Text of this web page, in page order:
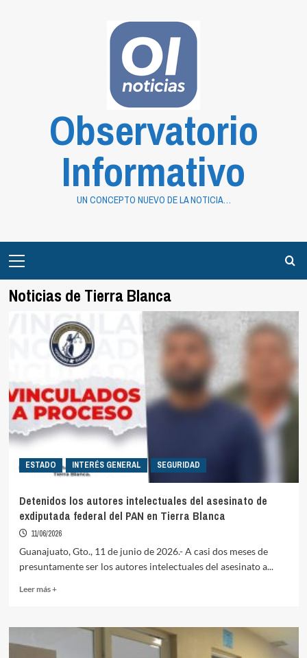
Observatorio
Informativo
UN CONCEPTO NUEVO DE LA NOTICIA…
Menu
Noticias de Tierra Blanca
ESTADO INTERÉS GENERAL SEGURIDAD
Detenidos los autores intelectuales del asesinato de
exdiputada federal del PAN en Tierra Blanca
11/06/2026
Guanajuato, Gto., 11 de junio de 2026.- A casi dos meses de
presuntamente ser los autores intelectuales del asesinato a...
Leer más +Read
Detenidos
autores